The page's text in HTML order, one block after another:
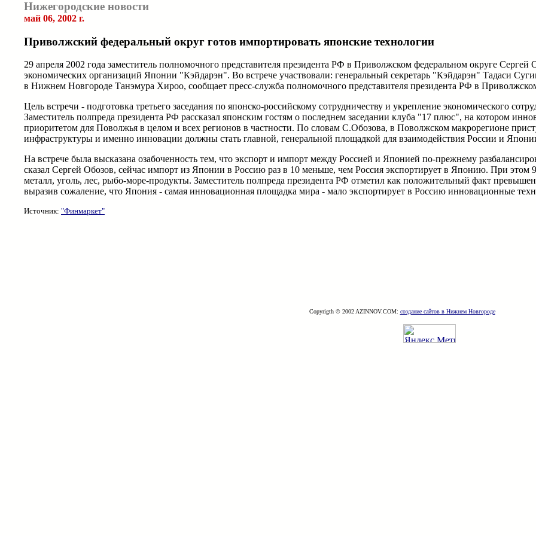
Нижегородские новости
май 06, 2002 г.
Приволжский федеральный округ готов импортировать японские технологии
29 апреля 2002 года заместитель полномочного представителя президента РФ в Приволжском федеральном округе Сергей
экономических организаций Японии "Кэйдарэн". Во встрече участвовали: генеральный секретарь "Кэйдарэн" Тадаси
в Нижнем Новгороде Танэмура Хироо, сообщает пресс-служба полномочного представителя президента РФ в
Цель встречи - подготовка третьего заседания по японско-российскому сотрудничеству и укрепление экономического
Заместитель полпреда президента РФ рассказал японским гостям о последнем заседании клуба "17 плюс", на котором
приоритетом для Поволжья в целом и всех регионов в частности. По словам С.Обозова, в Поволжском макрорегионе
инфраструктуры и именно инновации должны стать главной, генеральной площадкой для взаимодействия России и
На встрече была высказана озабоченность тем, что экспорт и импорт между Россией и Японией по-прежнему
сказал Сергей Обозов, сейчас импорт из Японии в Россию раз в 10 меньше, чем Россия экспортирует в Японию. При
металл, уголь, лес, рыбо-море-продукты. Заместитель полпреда президента РФ отметил как положительный факт
выразив сожаление, что Япония - самая инновационная площадка мира - мало экспортирует в Россию инновационные
Источник: "Финмаркет"
Copyrigth © 2002 AZINNOV.COM: создание сайтов в Нижнем Новгороде